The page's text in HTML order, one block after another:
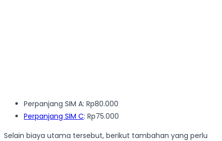
Perpanjang SIM A: Rp80.000
Perpanjang SIM C: Rp75.000
Selain biaya utama tersebut, berikut tambahan yang perlu